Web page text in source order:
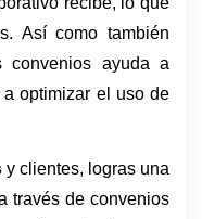
Así como también
convenios ayuda a
optimizar el uso de
y clientes, logras una
través de convenios